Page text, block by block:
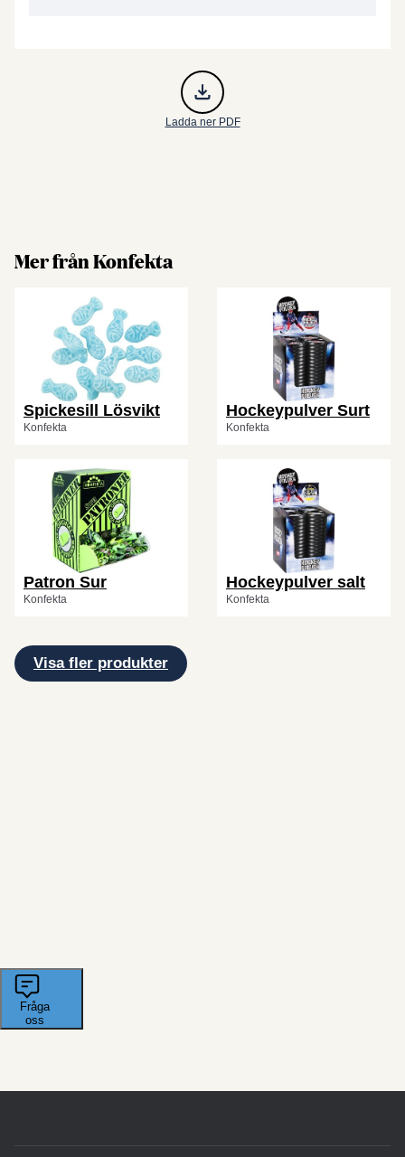
Ladda ner PDF
Mer från Konfekta
Spickesill Lösvikt
Konfekta
Hockeypulver Surt
Konfekta
Patron Sur
Konfekta
Hockeypulver salt
Konfekta
Visa fler produkter